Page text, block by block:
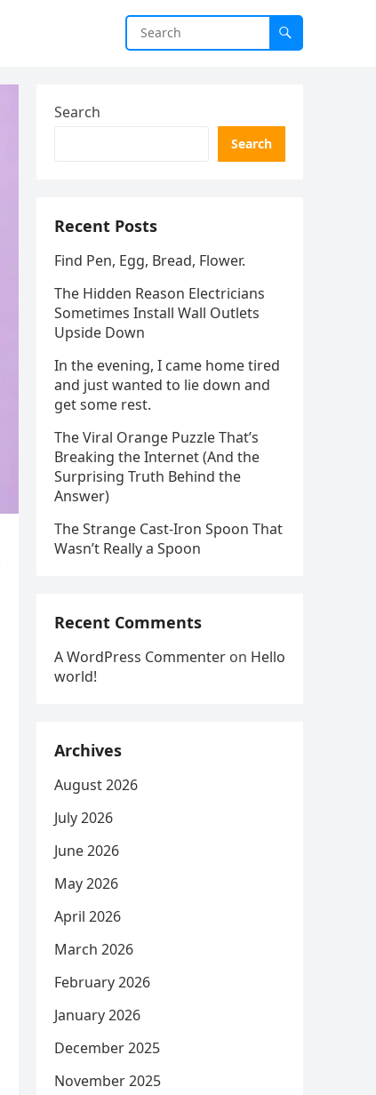
Search
Search
Recent Posts
Find Pen, Egg, Bread, Flower.
The Hidden Reason Electricians
Sometimes Install Wall Outlets
Upside Down
In the evening, I came home tired
and just wanted to lie down and
get some rest.
The Viral Orange Puzzle That’s
Breaking the Internet (And the
Surprising Truth Behind the
Answer)
The Strange Cast-Iron Spoon That
Wasn’t Really a Spoon
Recent Comments
A WordPress Commenter on Hello
world!
Archives
August 2026
July 2026
June 2026
May 2026
April 2026
March 2026
February 2026
January 2026
December 2025
November 2025